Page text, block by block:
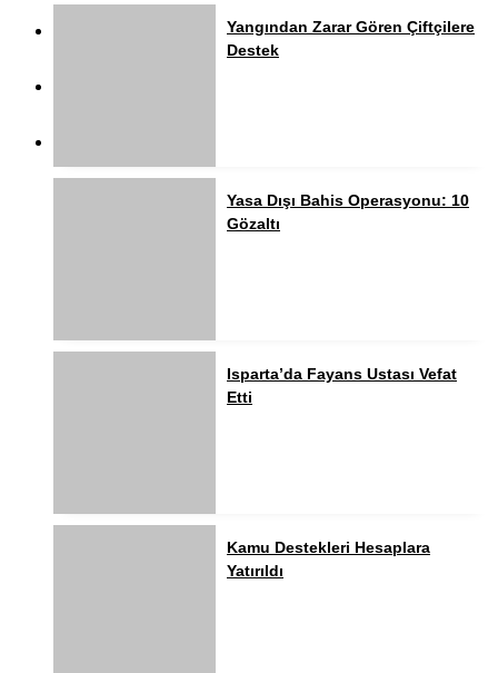
Yangından Zarar Gören Çiftçilere
Destek
Yasa Dışı Bahis Operasyonu: 10
Gözaltı
Isparta’da Fayans Ustası Vefat
Etti
Kamu Destekleri Hesaplara
Yatırıldı